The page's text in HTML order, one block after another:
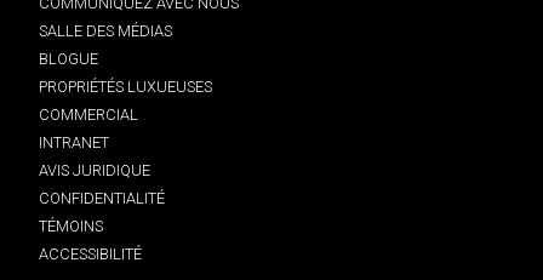
SALLE DES MÉDIAS
BLOGUE
PROPRIÉTÉS LUXUEUSES
COMMERCIAL
INTRANET
AVIS JURIDIQUE
CONFIDENTIALITÉ
TÉMOINS
ACCESSIBILITÉ